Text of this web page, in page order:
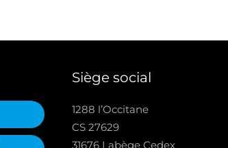
Siège social
1288 l’Occitane
CS 27629
31676 Labège Cedex